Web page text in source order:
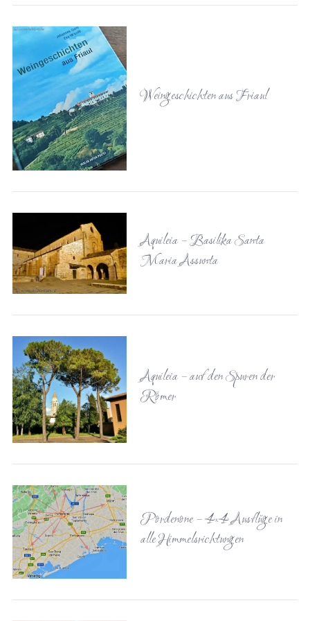
Weingeschichten aus Friaul
Aquileia – Basilika Santa
Maria Assunta
Aquileia – auf den Spuren der
Römer
Pordenone – 4×4 Ausflüge in
alle Himmelsrichtungen